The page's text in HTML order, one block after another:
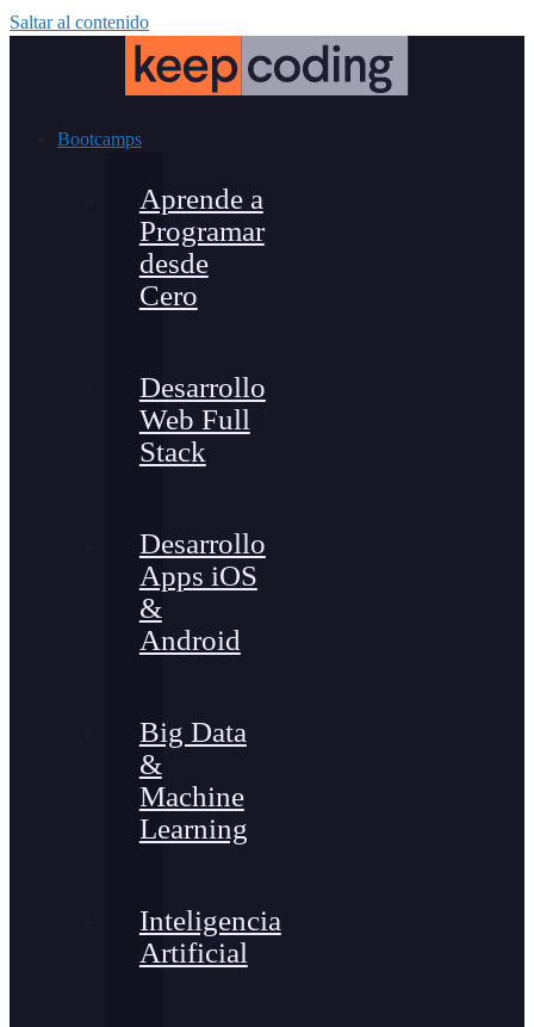
Saltar al contenido
Bootcamps
Aprende a
Programar
desde
Cero
Desarrollo
Web Full
Stack
Desarrollo
Apps iOS
&
Android
Big Data
&
Machine
Learning
Inteligencia
Artificial